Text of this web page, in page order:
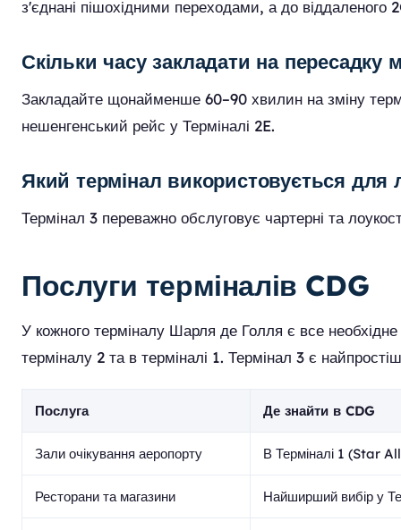
з'єднані пішохідними переходами, а до
Скільки часу закладати на пересадку
Закладайте щонайменше 60–90 хвилин на зміну
нешенгенський рейс у Терміналі 2E.
Який термінал використовується для
Термінал 3 переважно обслуговує чартерні та
Послуги терміналів CDG
У кожного терміналу Шарля де Голля є все
терміналу 2 та в терміналі 1. Термінал 3 є
Послуга Де знайти в CDG
Зали очікування аеропорту В Терміналі 1 (Star
Ресторани та магазини Найширший вибір у